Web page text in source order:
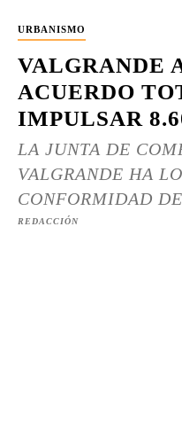
URBANISMO
VALGRANDE
ACUERDO
IMPULSAR
LA JUNTA DE
VALGRANDE HA
CONFORMIDAD
REDACCIÓN